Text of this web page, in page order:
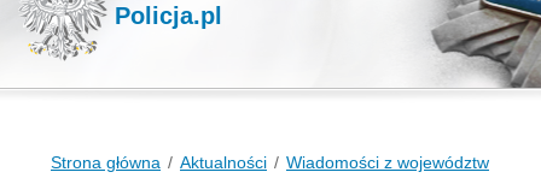
Policja.pl
Strona główna Aktualności
Wiadomości z województw